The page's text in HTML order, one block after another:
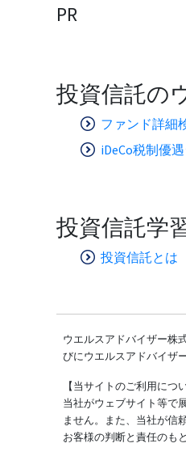
PR
投資信託の
ファンド詳細
iDeCo税制優
投資信託学
投資信託とは
ウエルスアドバイザー株
びにウエルスアドバイザ
【当サイトのご利用につ
当社がウェブサイト等で
ません。また、当社が信
お客様の判断と責任のも